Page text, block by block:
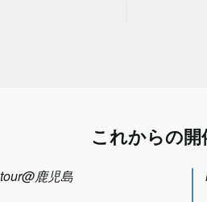
鹿児島
これからの開